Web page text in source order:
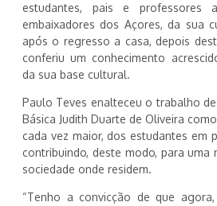
estudantes, pais e professores
embaixadores dos Açores, da sua
após o regresso a casa, depois
conferiu um conhecimento
da sua base cultural.
Paulo Teves enalteceu o trabalho
Básica Judith Duarte de Oliveira
cada vez maior, dos estudantes em
contribuindo, deste modo, para uma
sociedade onde residem.
“Tenho a convicção de que